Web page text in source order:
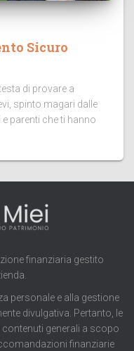
Sicuro
di provare a
spinto magari dalle
parenti che ti hanno
finanziaria gestito
personale e alla gestione
divulgativa. Pertanto, le
generali a scopo
finanziarie